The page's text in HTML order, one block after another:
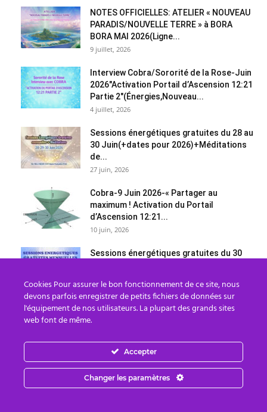
NOTES OFFICIELLES: ATELIER « NOUVEAU
PARADIS/NOUVELLE TERRE » à BORA
BORA MAI 2026(Ligne...
9 juillet, 2026
Interview Cobra/Sororité de la Rose-Juin
2026″Activation Portail d’Ascension 12:21
Partie 2″(Énergies,Nouveau...
4 juillet, 2026
Sessions énergétiques gratuites du 28 au
30 Juin(+dates pour 2026)+Méditations
de...
27 juin, 2026
Cobra-9 Juin 2026-« Partager au
maximum ! Activation du Portail
d’Ascension 12:21...
10 juin, 2026
Sessions énergétiques gratuites du 30
25 mai, 2026
Cobra-14 Mai 2026-« Activation de Saint
Germain »(Atelier »Ligne de Temps
15 mai, 2026
NOTES OFFICIELLES: Atelier »NOUVELLE
TERRE »de Cobra,Bogota/Colombie 26
Cookies Pour assurer le bon fonctionnement de ce site, nous
devons parfois enregistrer de petits fichiers de données sur
l'équipement de nos utilisateurs. La plupart des grands sites
web font de même.
Accepter
Changer les paramètres